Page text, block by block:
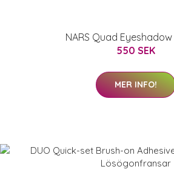
NARS Quad
550 SEK
MER INFO!